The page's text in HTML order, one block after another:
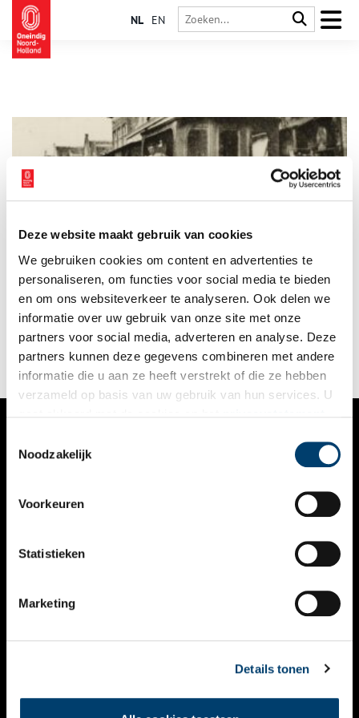
Deze website maakt gebruik van cookies
We gebruiken cookies om content en advertenties te
personaliseren, om functies voor social media te bieden
en om ons websiteverkeer te analyseren. Ook delen we
informatie over uw gebruik van onze site met onze
partners voor social media, adverteren en analyse. Deze
partners kunnen deze gegevens combineren met andere
informatie die u aan ze heeft verstrekt of die ze hebben
verzameld op basis van uw gebruik van hun services. U
Noodzakelijk
Voorkeuren
Statistieken
Marketing
Details tonen
NL EN
Als op 15 juli 1895 een stoomtram tussen Amsterdam,
Purmerend en Alkmaar gaat rijden, is dat een grote
verbetering voor de bereikbaarheid van Waterland en de
Beemster. Maar de tram laat óók een verwoestend spoor van
gewonden en doden achter.
VERHALEN
KALENDER
THEMA’S
VIDEO’S
CONTACT